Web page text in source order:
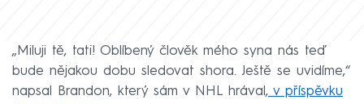
„Miluji tě, tati! Oblíbený člověk mého syna nás teď
bude nějakou dobu sledovat shora. Ještě se uvidíme,“
napsal Brandon, který sám v NHL hrával, v příspěvku